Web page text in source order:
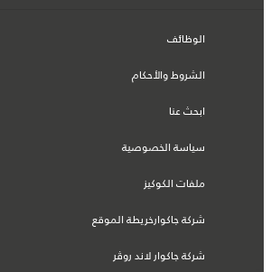
الوظائف
الشروط والأحكام
ابحث عنا
سياسة الخصوصية
ملفات الكوكيز
شركة جاكوارخريطة الموقع
شركة جاكوار لاند روڤر